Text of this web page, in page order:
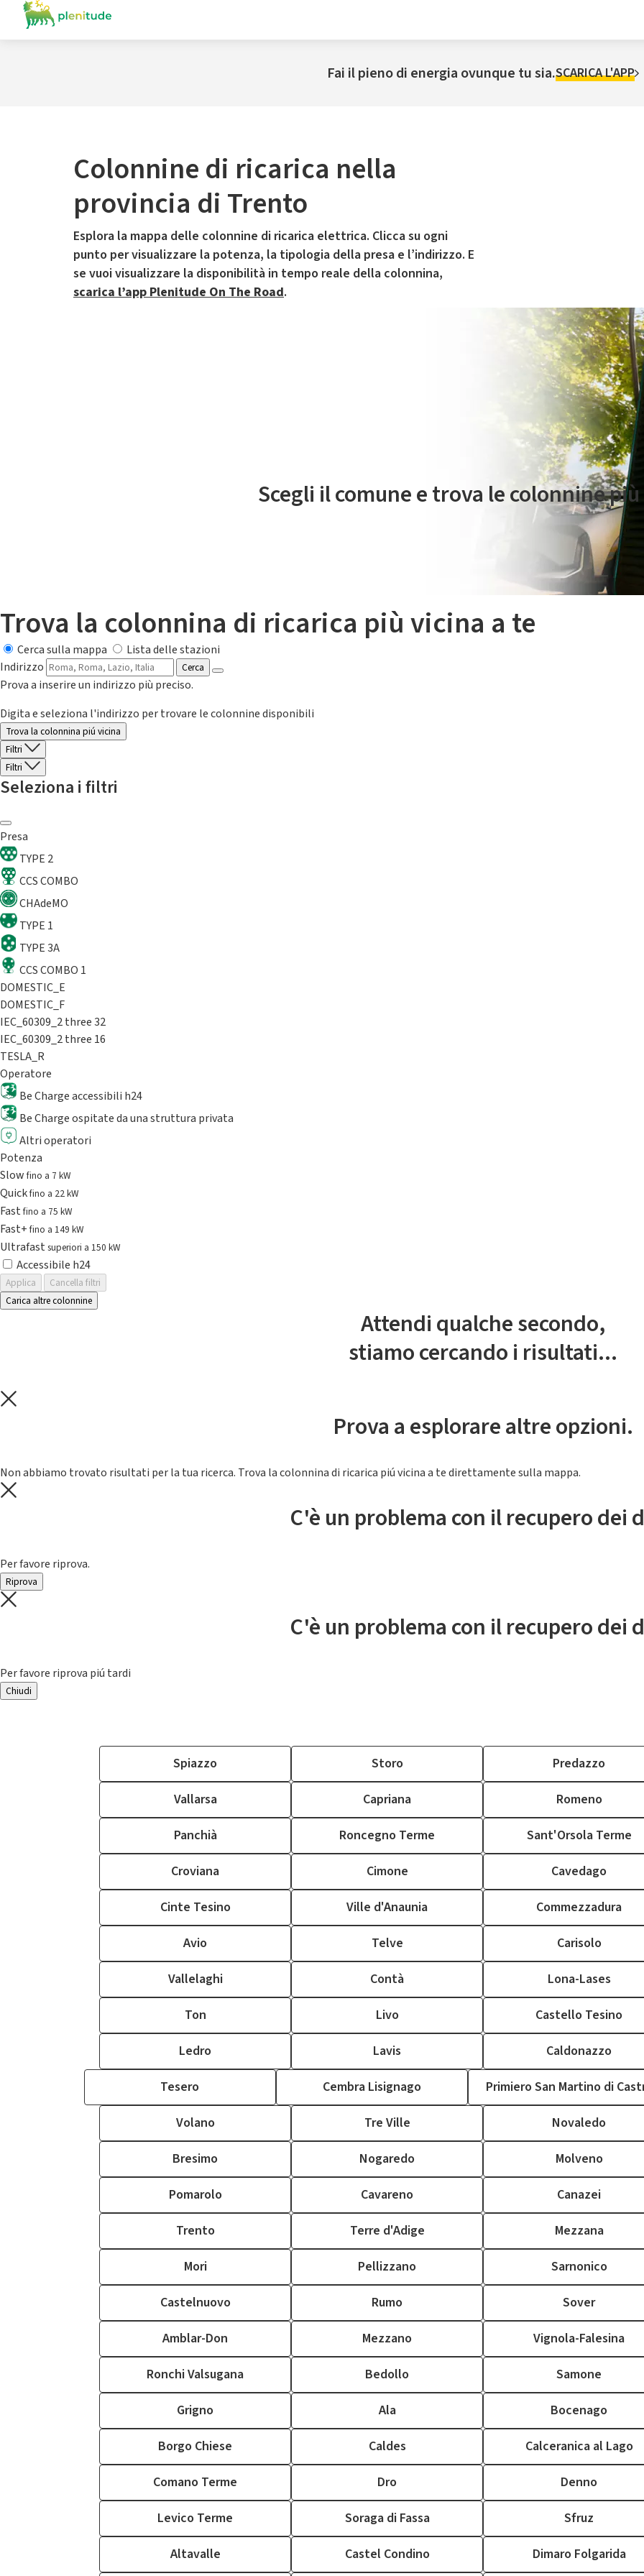
Fai il pieno di energia ovunque tu sia.SCARICA L'APP
Colonnine di ricarica nella
provincia di Trento
Esplora la mappa delle colonnine di ricarica elettrica. Clicca su ogni
punto per visualizzare la potenza, la tipologia della presa e l’indirizzo. E
se vuoi visualizzare la disponibilità in tempo reale della colonnina,
scarica l’app Plenitude On The Road.
Il servizio di mobilità elettrica è gestito da Plenitude On The Road
Scegli il comune e trova le colonnine
Trova la colonnina di ricarica più vicina a te
Cerca sulla mappa
Lista delle stazioni
Indirizzo
Cerca
Prova a inserire un indirizzo più preciso.
Digita e seleziona l'indirizzo per trovare le colonnine disponibili
Trova la colonnina piú vicina
Filtri
Filtri
Seleziona i filtri
Presa
TYPE 2
CCS COMBO
CHAdeMO
TYPE 1
TYPE 3A
CCS COMBO 1
DOMESTIC_E
DOMESTIC_F
IEC_60309_2 three 32
IEC_60309_2 three 16
TESLA_R
Operatore
Be Charge accessibili h24
Be Charge ospitate da una struttura privata
Altri operatori
Potenza
Slowfino a 7 kW
Quickfino a 22 kW
Fastfino a 75 kW
Fast+fino a 149 kW
Ultrafast superiori a 150 kW
Accessibile h24
Applica
Cancella filtri
Carica altre colonnine
Attendi qualche secondo,
stiamo cercando i risultati...
Prova a esplorare altre opzioni.
Non abbiamo trovato risultati per la tua ricerca. Trova la colonnina di ricarica piú vicina a te direttamente sulla mappa.
C'è un problema con il recupero dei
Per favore riprova.
Riprova
C'è un problema con il recupero dei
Per favore riprova piú tardi
Chiudi
Spiazzo Storo
Predazzo
Vallarsa
Capriana
Romeno
Panchià
Roncegno Terme
Sant'Orsola Terme
Croviana
Cimone
Cavedago
Cinte Tesino
Ville d'Anaunia
Commezzadura
Avio
Telve
Carisolo
Vallelaghi
Contà
Lona-Lases
Ton
Livo
Castello Tesino
Ledro
Lavis
Caldonazzo
Tesero
Cembra Lisignago
Primiero San Martino di
Volano
Tre Ville
Novaledo
Bresimo
Nogaredo
Molveno
Pomarolo
Cavareno
Canazei
Trento
Terre d'Adige
Mezzana
Mori
Pellizzano
Sarnonico
Castelnuovo
Rumo
Sover
Amblar-Don
Mezzano
Vignola-Falesina
Ronchi Valsugana
Bedollo
Samone
Grigno
Ala
Bocenago
Borgo Chiese
Caldes
Calceranica al Lago
Comano Terme
Dro
Denno
Levico Terme
Soraga di Fassa
Sfruz
Altavalle
Castel Condino Dimaro Folgarida